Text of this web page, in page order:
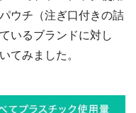
ウチ（注ぎ口付きの詰
いるブランドに対し
てみました。